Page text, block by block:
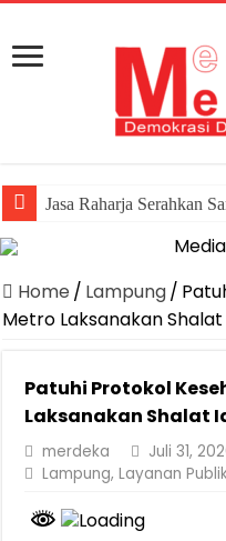
Jasa Raharja Serahkan
Home / Lampung/
Metro Laksanakan
Patuhi Protokol
Laksanakan Shalat
merdeka
Juli 31,
Lampung,Layanan